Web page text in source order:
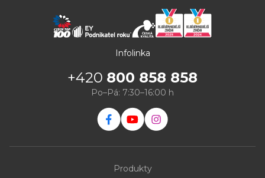
Infolinka
+420 800 858 858
Po–Pá: 7:30–16:00 h
Produkty